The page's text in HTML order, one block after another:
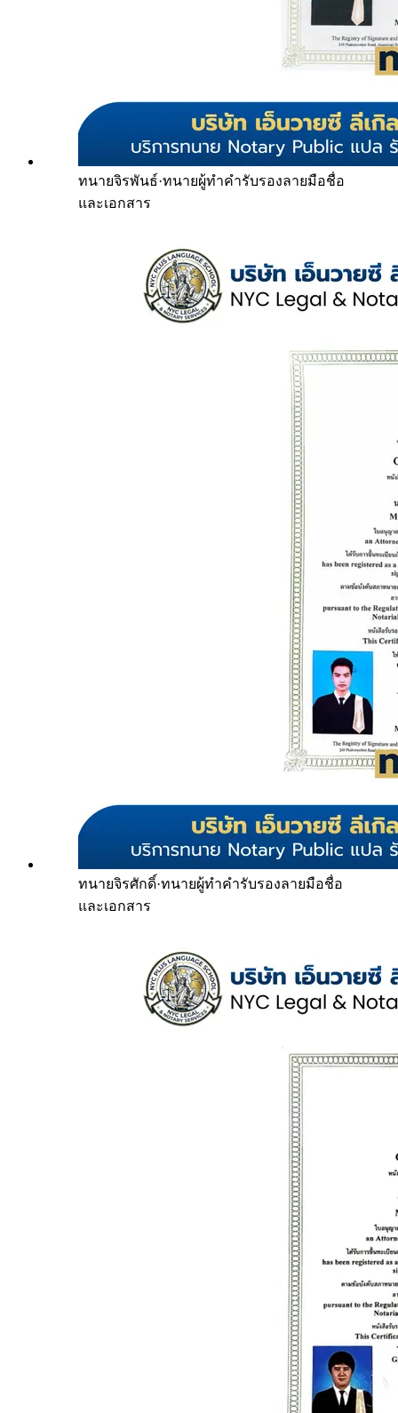
ทนายจิรพันธ์·ทนายผู้ทำคำรับรองลายมือชื่อ
และเอกสาร
ทนายจิรศักดิ์·ทนายผู้ทำคำรับรองลายมือชื่อ
และเอกสาร